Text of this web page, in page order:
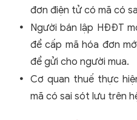
đơn điện tử có mã có
Người bán lập HĐĐT
để cấp mã hóa đơn
để gửi cho người mua.
Cơ quan thuế thực
mã có sai sót lưu trên